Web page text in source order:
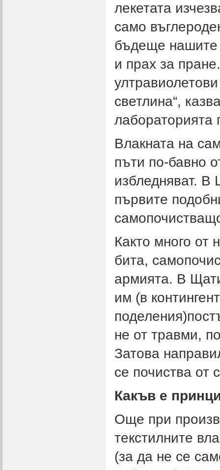
лекетата
само
бъдеще нашите
и прах за
светлина“,
лабораторията
Влакната на
пъти по-бавно
избледняват. В
първите
Както много от
бита,
армията. В
им (в
не от травми,
Затова
се почиства от
Какъв е
Още при
текстилните
(за да не се